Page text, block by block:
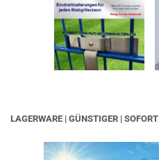
LAGERWARE | GÜNSTIGER | SOFORT